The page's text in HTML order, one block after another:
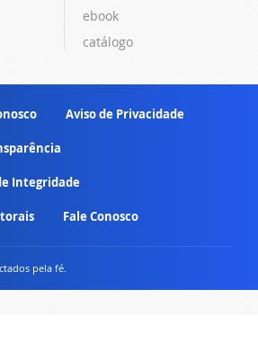
ebook
catálogo
Aviso de Privacidade
Integridade
Fale Conosco
pela fé.